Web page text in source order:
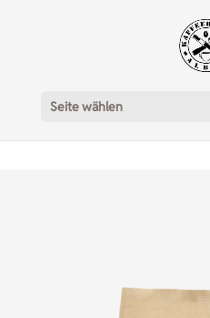
Seite wählen